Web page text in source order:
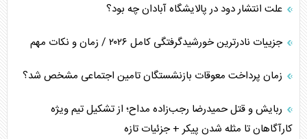
علت انتشار دود در پالایشگاه آبادان چه بود؟
جزییات نادرترین خورشیدگرفتگی کامل ۲۰۲۶ / زمان و نکات مهم
زمان پرداخت معوقات بازنشستگان تامین اجتماعی مشخص شد؟
ربایش و قتل حمیدرضا رجب‌زاده مداح؛ از تشکیل تیم ویژه
کارآگاهان تا مثله شدن پیکر + جزئیات تازه